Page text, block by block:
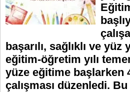
başarılı, sağlıklı ve
eğitim-öğretim yılı
yüze eğitime başlarken
çalışması düzenledi.